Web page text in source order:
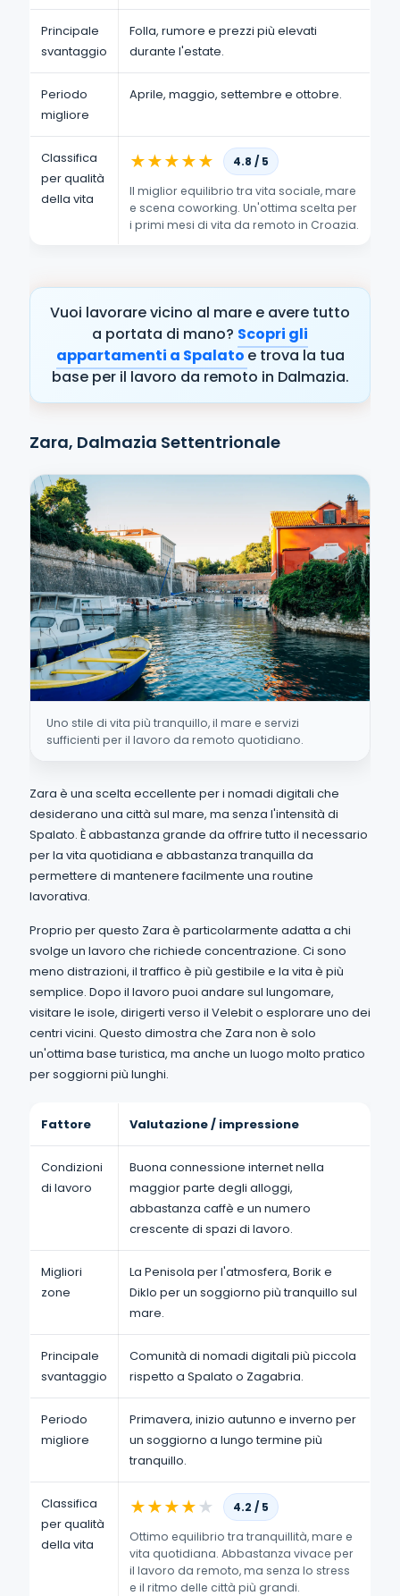
Principale
svantaggio
Folla, rumore e prezzi più elevati
durante l'estate.
Periodo
migliore
Aprile, maggio, settembre e ottobre.
Classifica
per qualità
della vita
★★★★★
4.8 / 5
Il miglior equilibrio tra vita sociale, mare
e scena coworking. Un'ottima scelta per
i primi mesi di vita da remoto in Croazia.
Vuoi lavorare vicino al mare e avere tutto
a portata di mano? Scopri gli
appartamenti a Spalato e trova la tua
base per il lavoro da remoto in Dalmazia.
Zara, Dalmazia Settentrionale
Uno stile di vita più tranquillo, il mare e servizi
sufficienti per il lavoro da remoto quotidiano.
Zara è una scelta eccellente per i nomadi digitali che
desiderano una città sul mare, ma senza l'intensità di
Spalato. È abbastanza grande da offrire tutto il necessario
per la vita quotidiana e abbastanza tranquilla da
permettere di mantenere facilmente una routine
lavorativa.
Proprio per questo Zara è particolarmente adatta a chi
svolge un lavoro che richiede concentrazione. Ci sono
meno distrazioni, il traffico è più gestibile e la vita è più
semplice. Dopo il lavoro puoi andare sul lungomare,
visitare le isole, dirigerti verso il Velebit o esplorare uno dei
centri vicini. Questo dimostra che Zara non è solo
un'ottima base turistica, ma anche un luogo molto pratico
per soggiorni più lunghi.
Fattore Valutazione / impressione
Condizioni
di lavoro
Buona connessione internet nella
maggior parte degli alloggi,
abbastanza caffè e un numero
crescente di spazi di lavoro.
Migliori
zone
La Penisola per l'atmosfera, Borik e
Diklo per un soggiorno più tranquillo sul
mare.
Principale
svantaggio
Comunità di nomadi digitali più piccola
rispetto a Spalato o Zagabria.
Periodo
migliore
Primavera, inizio autunno e inverno per
un soggiorno a lungo termine più
tranquillo.
Classifica
per qualità
della vita
★★★★★
4.2 / 5
Ottimo equilibrio tra tranquillità, mare e
vita quotidiana. Abbastanza vivace per
il lavoro da remoto, ma senza lo stress
e il ritmo delle città più grandi.